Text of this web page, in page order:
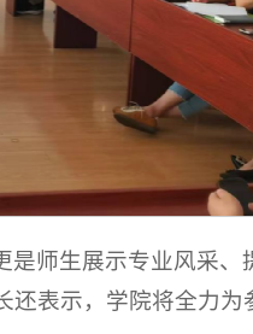
师生展示专业风采
表示，学院将全力